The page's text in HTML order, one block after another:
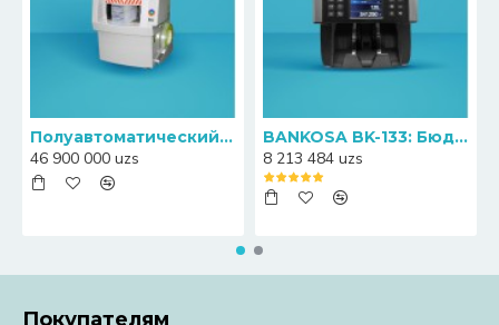
Полуавтоматический пресс-упаковщик банкнот Canny S20
46 900 000 uzs
BANKOSA BK-133: Бюджетный счетчик банкнот с функцией определения номиналов
8 213 484 uzs
Покупателям